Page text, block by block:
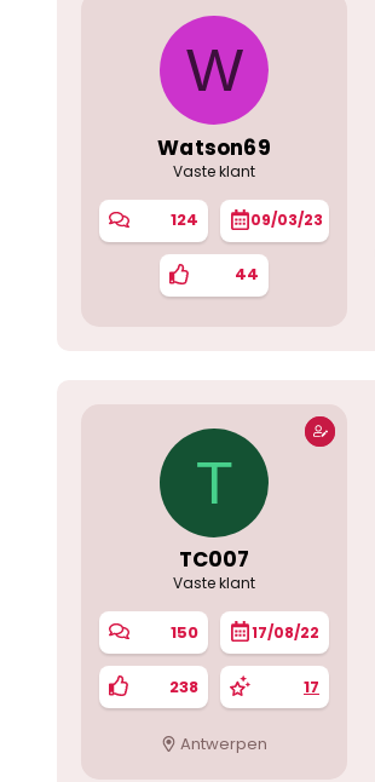
W
Watson69
Vaste klant
124 09/03/23
44
T
TC007
Vaste klant
150 17/08/22
238 17
Antwerpen